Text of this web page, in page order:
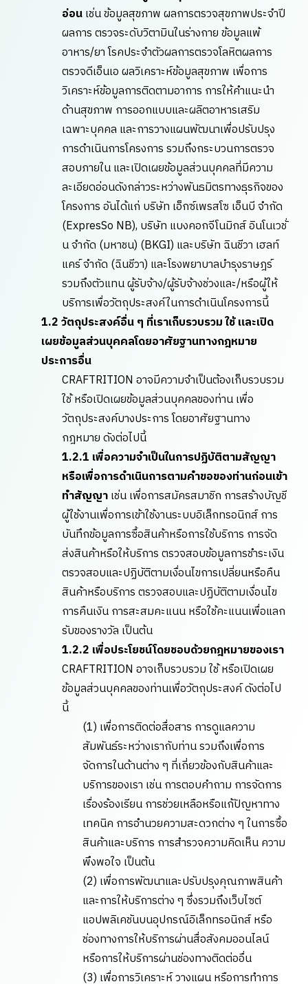
อ่อนเช่น ข้อมูลสุขภาพ ผลการตรวจสุขภาพประจำปี
ผลการ ตรวจระดับวิตามินในร่างกาย ข้อมูลแพ้
อาหาร/ยา โรคประจำตัวผลการตรวจโลหิตผลการ
ตรวจดีเอ็นเอ ผลวิเคราะห์ข้อมูลสุขภาพ เพื่อการ
วิเคราะห์ข้อมูลการติดตามอาการ การให้คำแนะนำ
ด้านสุขภาพ การออกแบบและผลิตอาหารเสริม
เฉพาะบุคคล และการวางแผนพัฒนาเพื่อปรับปรุง
การดำเนินการโครงการ รวมถึงกระบวนการตรวจ
สอบภายใน และเปิดเผยข้อมูลส่วนบุคคลที่มีความ
ละเอียดอ่อนดังกล่าวระหว่างพันธมิตรทางธุรกิจของ
โครงการ อันได้แก่ บริษัท เอ็กซ์เพรสโซ เอ็นบี จำกัด
(ExpresSo NB), บริษัท แบงคอกจีโนมิกส์ อินโนเวชั่
น จำกัด (มหาชน) (BKGI) และบริษัท ฉินชีวา เฮลท์
แคร์ จำกัด (ฉินชีวา) และโรงพยาบาลบำรุงราษฎร์
รวมถึงตัวแทน ผู้รับจ้าง/ผู้รับจ้างช่วงและ/หรือผู้ให้
บริการเพื่อวัตถุประสงค์ในการดำเนินโครงการนี้
1.2 วัตถุประสงค์อื่น ๆ ที่เราเก็บรวบรวม ใช้ และเปิด
เผยข้อมูลส่วนบุคคลโดยอาศัยฐานทางกฎหมาย
ประการอื่น
CRAFTRITION อาจมีความจำเป็นต้องเก็บรวบรวม
ใช้ หรือเปิดเผยข้อมูลส่วนบุคคลของท่าน เพื่อ
วัตถุประสงค์บางประการ โดยอาศัยฐานทาง
กฎหมาย ดังต่อไปนี้
1.2.1 เพื่อความจำเป็นในการปฏิบัติตามสัญญา
หรือเพื่อการดำเนินการตามคำขอของท่านก่อนเข้า
ทำสัญญาเช่น เพื่อการสมัครสมาชิก การสร้างบัญชี
ผู้ใช้งานเพื่อการเข้าใช้งานระบบอิเล็กทรอนิกส์ การ
บันทึกข้อมูลการซื้อสินค้าหรือการใช้บริการ การจัด
ส่งสินค้าหรือให้บริการ ตรวจสอบข้อมูลการชำระเงิน
ตรวจสอบและปฏิบัติตามเงื่อนไขการเปลี่ยนหรือคืน
สินค้าหรือบริการ ตรวจสอบและปฏิบัติตามเงื่อนไข
การคืนเงิน การสะสมคะแนน หรือใช้คะแนนเพื่อแลก
รับของรางวัล เป็นต้น
1.2.2 เพื่อประโยชน์โดยชอบด้วยกฎหมายของเรา
CRAFTRITION อาจเก็บรวบรวม ใช้ หรือเปิดเผย
ข้อมูลส่วนบุคคลของท่านเพื่อวัตถุประสงค์ ดังต่อไป
นี้
(1) เพื่อการติดต่อสื่อสาร การดูแลความ
สัมพันธ์ระหว่างเรากับท่าน รวมถึงเพื่อการ
จัดการในด้านต่าง ๆ ที่เกี่ยวข้องกับสินค้าและ
บริการของเรา เช่น การตอบคำถาม การจัดการ
เรื่องร้องเรียน การช่วยเหลือหรือแก้ปัญหาทาง
เทคนิค การอำนวยความสะดวกต่าง ๆ ในการซื้อ
สินค้าและบริการ การสำรวจความคิดเห็น ความ
พึงพอใจ เป็นต้น
(2) เพื่อการพัฒนาและปรับปรุงคุณภาพสินค้า
และการให้บริการต่าง ๆ ซึ่งรวมถึงเว็บไซต์
แอปพลิเคชันบนอุปกรณ์อิเล็กทรอนิกส์ หรือ
ช่องทางการให้บริการผ่านสื่อสังคมออนไลน์
หรือการให้บริการผ่านช่องทางติดต่ออื่น
(3) เพื่อการวิเคราะห์ วางแผน หรือการทำการ